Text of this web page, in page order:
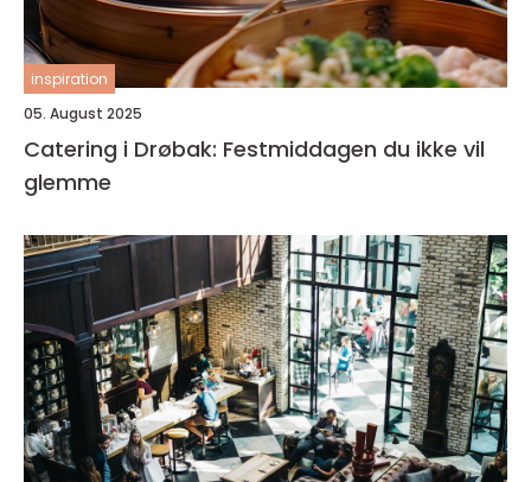
inspiration
05. August 2025
Catering i Drøbak: Festmiddagen du ikke vil
glemme